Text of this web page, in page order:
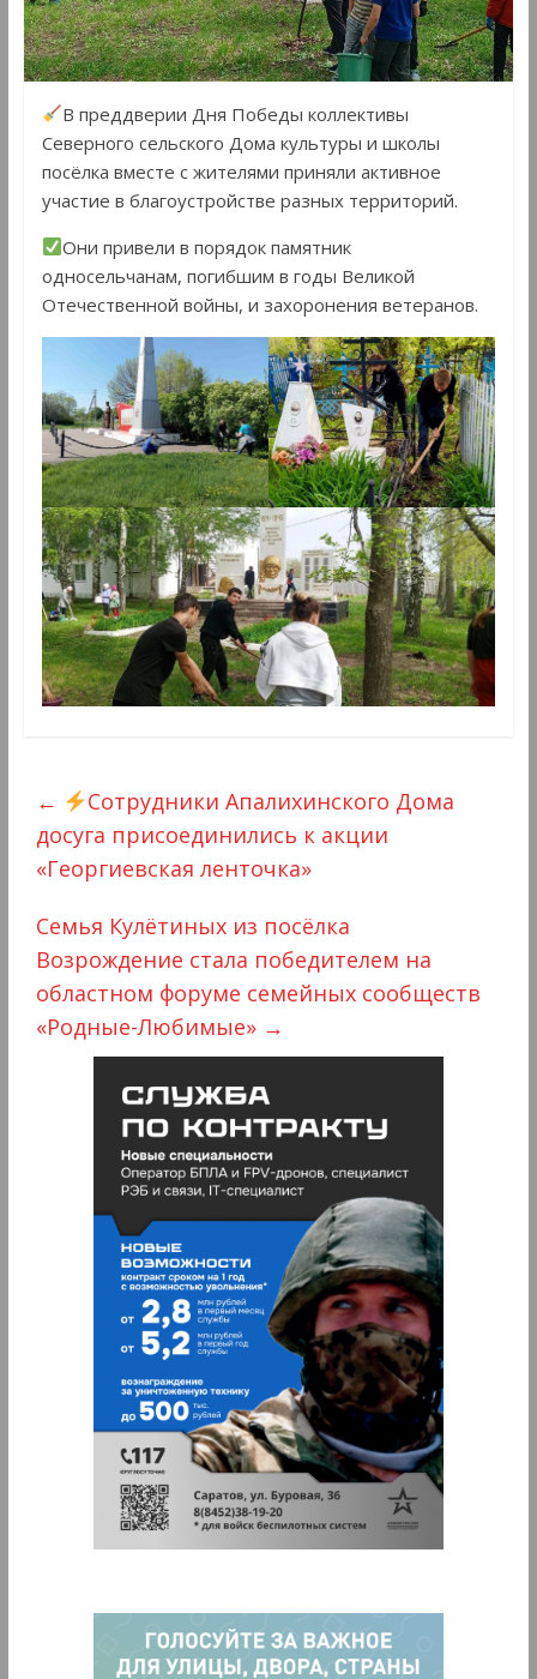
В преддверии Дня Победы коллективы
Северного сельского Дома культуры и школы
посёлка вместе с жителями приняли активное
участие в благоустройстве разных территорий.
Они привели в порядок памятник
односельчанам, погибшим в годы Великой
Отечественной войны, и захоронения ветеранов.
←
Сотрудники Апалихинского Дома
досуга присоединились к акции
«Георгиевская ленточка»
Семья Кулётиных из посëлка
Возрождение стала победителем на
областном форуме семейных сообществ
«Родные-Любимые» →